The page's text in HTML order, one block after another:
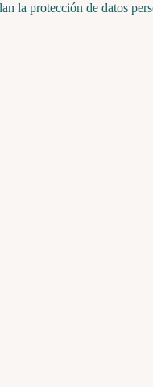
la protección de datos